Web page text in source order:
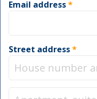
Email address*
Street address*